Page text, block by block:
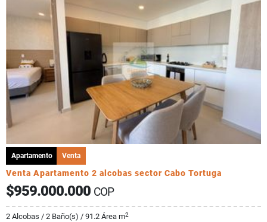
Apartamento Venta
Venta Apartamento 2 alcobas sector Cabo Tortuga
$959.000.000 COP
2 Alcobas / 2 Baño(s) / 91.2 Área m2